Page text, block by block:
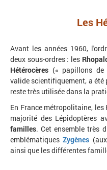
Les
Avant les années 1960,
deux sous-ordres : les
Hétérocères (« papillons de
valide scientifiquement, a
reste très utilisée dans la
En France métropolitaine,
majorité des Lépidoptères
familles. Cet ensemble très
emblématiquesZygènes
ainsi que les différentes